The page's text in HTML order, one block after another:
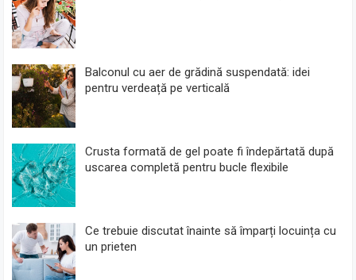
Balconul cu aer de grădină suspendată: idei
pentru verdeață pe verticală
Crusta formată de gel poate fi îndepărtată după
uscarea completă pentru bucle flexibile
Ce trebuie discutat înainte să împarți locuința cu
un prieten